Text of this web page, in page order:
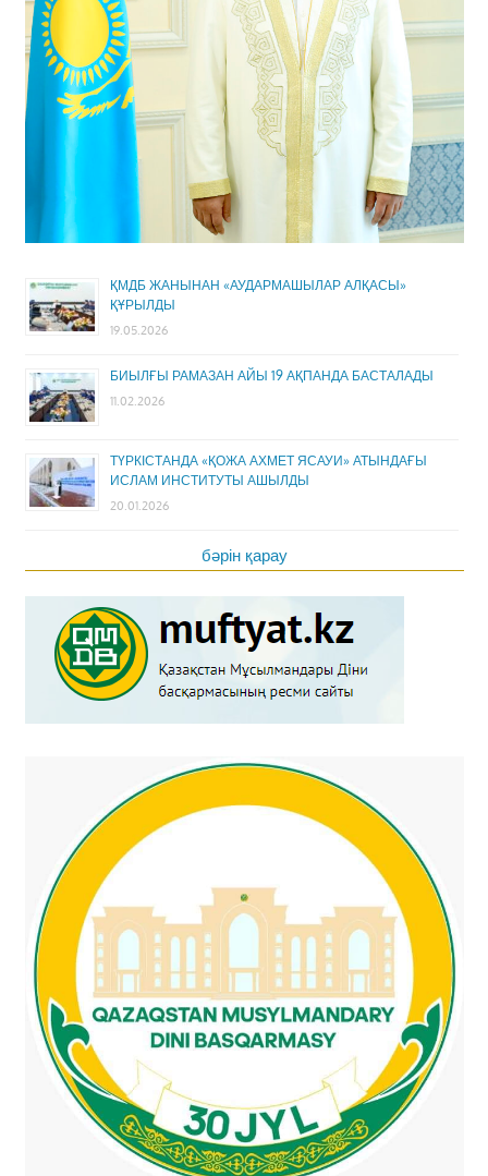
ҚМДБ ЖАНЫНАН «АУДАРМАШЫЛАР АЛҚАСЫ»
ҚҰРЫЛДЫ
19.05.2026
БИЫЛҒЫ РАМАЗАН АЙЫ 19 АҚПАНДА БАСТАЛАДЫ
11.02.2026
ТҮРКІСТАНДА «ҚОЖА АХМЕТ ЯСАУИ» АТЫНДАҒЫ
ИСЛАМ ИНСТИТУТЫ АШЫЛДЫ
20.01.2026
бәрін қарау